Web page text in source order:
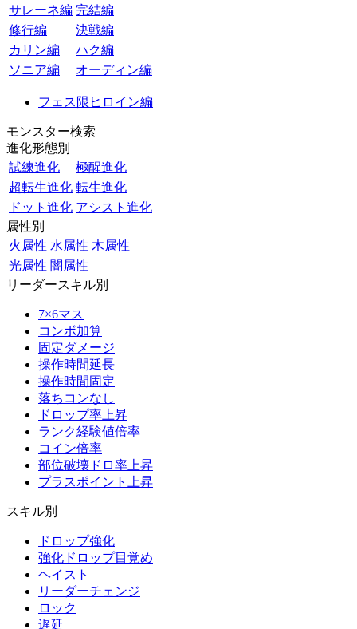
サレーネ編 完結編
修行編
決戦編
カリン編
ハク編
ソニア編
オーディン編
フェス限ヒロイン編
モンスター検索
進化形態別
試練進化
極醒進化
超転生進化 転生進化
ドット進化 アシスト進化
属性別
火属性 水属性 木属性
光属性 闇属性
リーダースキル別
7×6マス
コンボ加算
固定ダメージ
操作時間延長
操作時間固定
落ちコンなし
ドロップ率上昇
ランク経験値倍率
コイン倍率
部位破壊ドロ率上昇
プラスポイント上昇
スキル別
ドロップ強化
強化ドロップ目覚め
ヘイスト
リーダーチェンジ
ロック
遅延